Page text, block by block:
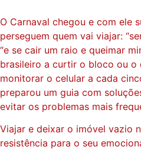
O Carnaval chegou e com ele
perseguem quem vai viajar:
“e se cair um raio e queimar
brasileiro a curtir o bloco ou o
monitorar o celular a cada
preparou um guia com
evitar os problemas mais
Viajar e deixar o imóvel vazio
resistência para o seu